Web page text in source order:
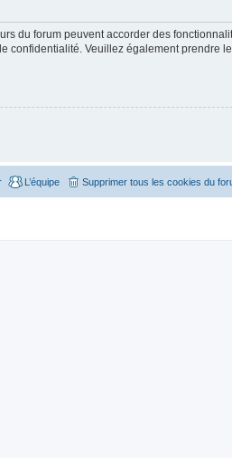
du forum peuvent accorder des
confidentialité. Veuillez également prendre
Supprimer tous les cookies du
L’équipe